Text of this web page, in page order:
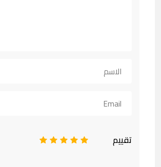
تقييم 5
4
3
2